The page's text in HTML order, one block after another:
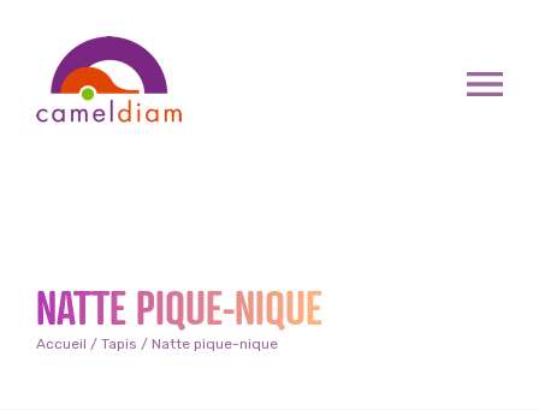
NATTE PIQUE-NIQUE
Accueil / Tapis / Natte pique-nique